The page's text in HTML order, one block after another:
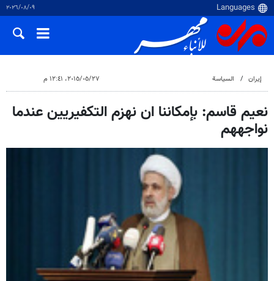
٠٩‏/٠٨‏/٢٠٢٦
إيران السياسة ٢٧‏/٠٥‏/٢٠١٥، ١٢:٤١ م
نعيم قاسم: بإمكاننا ان نهزم التكفيريين عندما
نواجههم